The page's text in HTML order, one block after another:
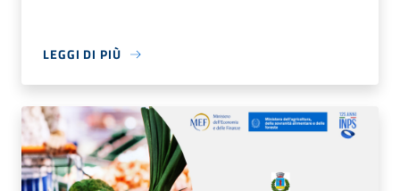
LEGGI DI PIÙ